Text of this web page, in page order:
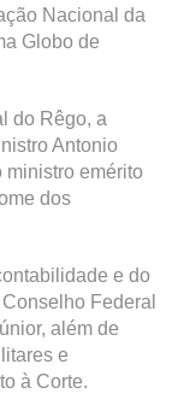
Nacional da
Globo de
do Rêgo, a
Antonio
ministro emérito
dos
e do
Federal
além de
e
à Corte.